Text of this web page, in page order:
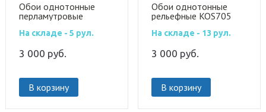
Обои однотонные
перламутровые
На складе - 5 рул.
3 000 руб.
В корзину
Обои однотонные
рельефные KOS705
На складе - 13 рул.
3 000 руб.
В корзину